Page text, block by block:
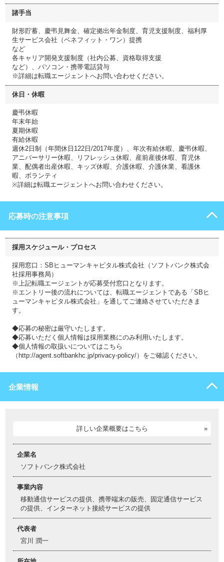
諸手当
財形貯蓄、慶弔見舞金、確定拠出年金制度、育児支援制度、福利厚
生サービス会社（ベネフィット・ワン）提携
など
各キャリア開発支援制度（社内公募、資格取得支援
など）、パソコン・携帯電話貸与
※詳細は転職エージェントへお問い合わせください。
休日・休暇
慶弔休暇
年末年始
夏期休暇
有給休暇
週休2日制（年間休日122日/2017年度）、年次有給休暇、慶弔休暇、
アニバーサリー休暇、リフレッシュ休暇、産前産後休暇、育児休
業、配偶者出産休暇、キッズ休暇、介護休暇、介護休業、看護休
暇、ボランティ
※詳細は転職エージェントへお問い合わせください。
応募時の注意事項
採用スケジュール・プロセス
採用窓口：SBヒューマンキャピタル株式会社（ソフトバンク株式会
社採用事務局）
※上記転職エージェントが応募受付窓口となります。
※エントリー後の流れについては、転職エージェントである「SBヒ
ューマンキャピタル株式会社」を通してご連絡させていただきま
す。
◆応募の秘密は厳守いたします。
◆応募いただく個人情報は採用業務にのみ利用いたします。
◆個人情報の取扱いについてはこちら
（http://agent.softbankhc.jp/privacy-policy/）をご確認ください。
企業情報
詳しい企業概要はこちら
企業名
ソフトバンク株式会社
事業内容
移動通信サービスの提供、携帯端末の販売、固定通信サービス
の提供、インターネット接続サービスの提供
代表者
宮川 潤一